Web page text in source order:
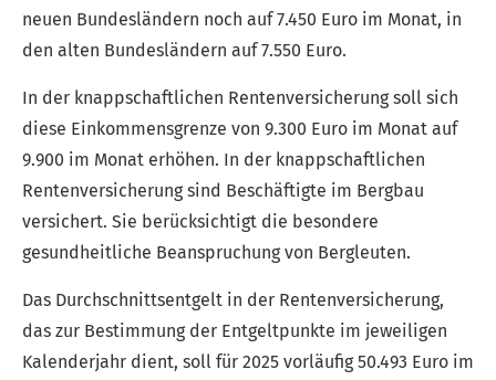
neuen Bundesländern noch auf 7.450 Euro im Monat, in
den alten Bundesländern auf 7.550 Euro.
In der knappschaftlichen Rentenversicherung soll sich
diese Einkommensgrenze von 9.300 Euro im Monat auf
9.900 im Monat erhöhen. In der knappschaftlichen
Rentenversicherung sind Beschäftigte im Bergbau
versichert. Sie berücksichtigt die besondere
gesundheitliche Beanspruchung von Bergleuten.
Das Durchschnittsentgelt in der Rentenversicherung,
das zur Bestimmung der Entgeltpunkte im jeweiligen
Kalenderjahr dient, soll für 2025 vorläufig 50.493 Euro im